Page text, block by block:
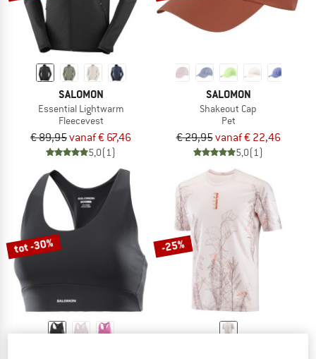
SALOMON
Essential Lightwarm
Fleecevest
€ 89,95vanaf € 67,46
5,0(1)
SALOMON
Shakeout Cap
Pet
€ 29,95vanaf € 22,46
5,0(1)
tot -30% -25%